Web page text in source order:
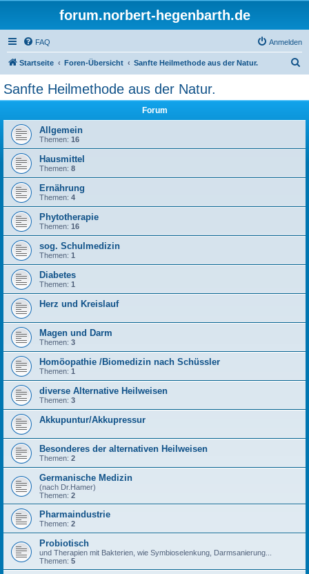
forum.norbert-hegenbarth.de
FAQ Anmelden
Startseite Foren-Übersicht Sanfte Heilmethode aus der Natur.
Sanfte Heilmethode aus der Natur.
Forum
Allgemein
Themen: 16
Hausmittel
Themen: 8
Ernährung
Themen: 4
Phytotherapie
Themen: 16
sog. Schulmedizin
Themen: 1
Diabetes
Themen: 1
Herz und Kreislauf
Magen und Darm
Themen: 3
Homöopathie /Biomedizin nach Schüssler
Themen: 1
diverse Alternative Heilweisen
Themen: 3
Akkupuntur/Akkupressur
Besonderes der alternativen Heilweisen
Themen: 2
Germanische Medizin
(nach Dr.Hamer)
Themen: 2
Pharmaindustrie
Themen: 2
Probiotisch
und Therapien mit Bakterien, wie Symbioselenkung, Darmsanierung...
Themen: 5